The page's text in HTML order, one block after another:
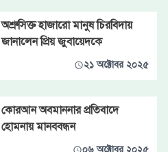
অশ্রুসিক্ত হাজারো মানুষ চিরবিদায়
জানালেন প্রিয় জুবায়েদকে
২১ অক্টোবর ২০২৫
কোরআন অবমাননার প্রতিবাদে
হোমনায় মানববন্ধন
০৬ অক্টোবর ২০২৫